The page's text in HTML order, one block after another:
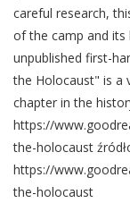
careful research,
of the camp and its
unpublished first-
the Holocaust" is a
chapter in the
https://
the-holocaust
https://
the-holocaust